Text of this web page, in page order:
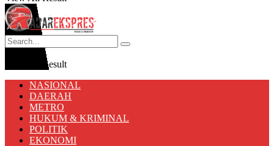
View All Result
NASIONAL
DAERAH
METRO
HUKUM & KRIMINAL
POLITIK
EKONOMI